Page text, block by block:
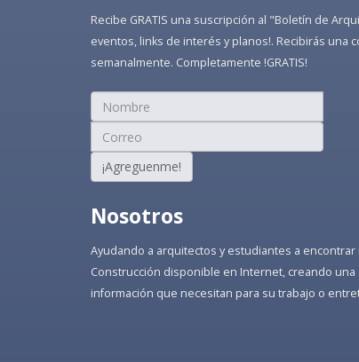
Recibe GRATIS una suscripción al "Boletín de
eventos, links de interés y planos!. Recibirás una
semanalmente. Completamente !GRATIS!
¡Agreguenme!
Nosotros
Ayudando a arquitectos y estudiantes a
Construcción disponible en Internet, creando
información que necesitan para su trabajo o